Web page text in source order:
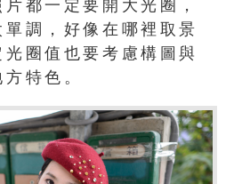
都一定要開大光圈，
調，好像在哪裡取景
圈值也要考慮構圖與
特色。